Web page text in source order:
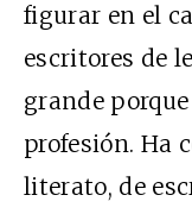
figurar en el
escritores de
grande
profesión. Ha
literato, de